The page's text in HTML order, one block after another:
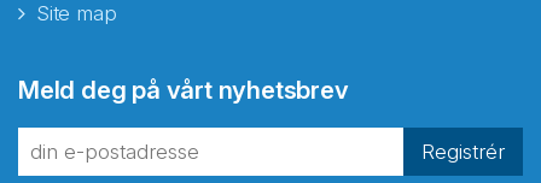
Site map
Meld deg på vårt nyhetsbrev
Registrér
fra Norecopa